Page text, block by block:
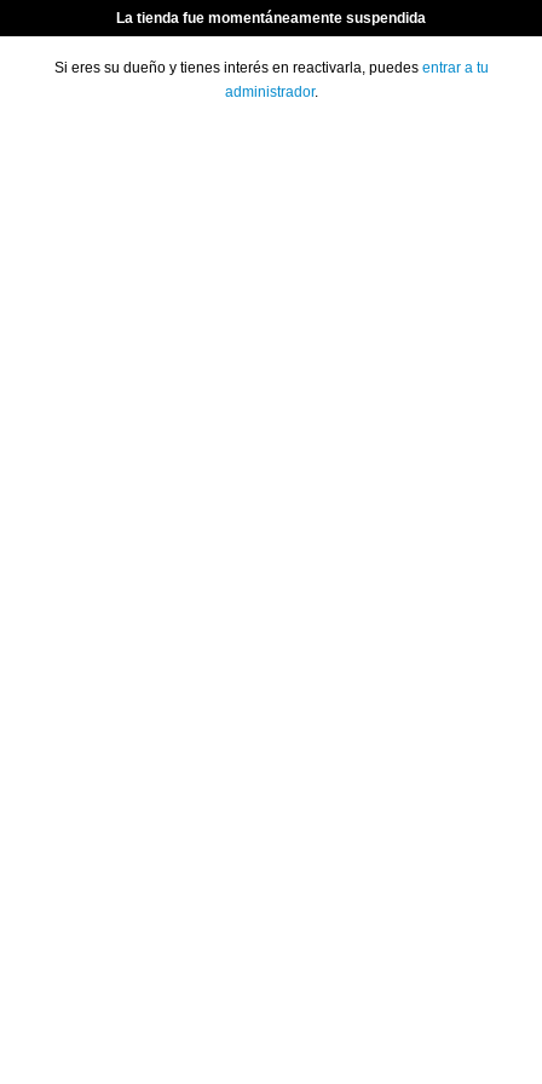
La tienda fue momentáneamente suspendida
Si eres su dueño y tienes interés en reactivarla, puedes entrar a tu
administrador.